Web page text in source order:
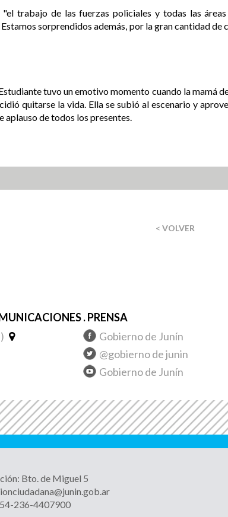
trabajo de las fuerzas policiales y todas las
sorprendidos además, por la gran cantidad de
tuvo un emotivo momento cuando la mamá
quitarse la vida. Ella se subió al escenario y
aplauso de todos los presentes.
< VOLVER
. PRENSA
Gobierno de Junín
@gobierno de junin
Gobierno de Junín
Bto. de Miguel 5
236-4407900